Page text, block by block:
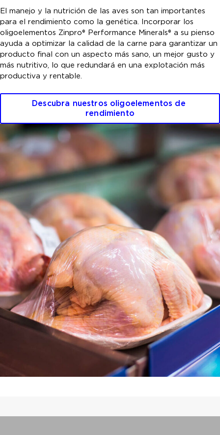
El manejo y la nutrición de las aves son tan importantes
para el rendimiento como la genética. Incorporar los
oligoelementos Zinpro® Performance Minerals® a su pienso
ayuda a optimizar la calidad de la carne para garantizar un
producto final con un aspecto más sano, un mejor gusto y
más nutritivo, lo que redundará en una explotación más
productiva y rentable.
Descubra nuestros oligoelementos de
rendimiento